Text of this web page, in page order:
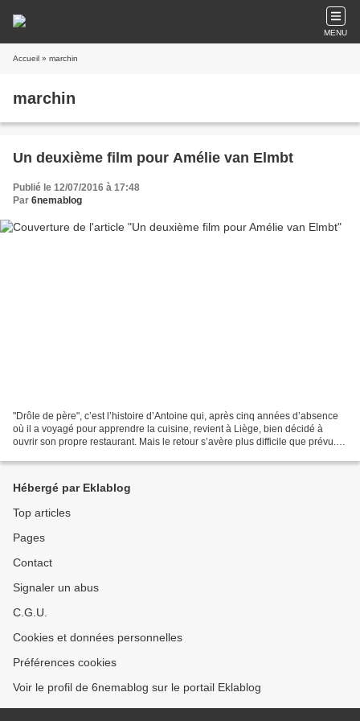
MENU
Accueil » marchin
marchin
Un deuxième film pour Amélie van Elmbt
Publié le 12/07/2016 à 17:48
Par 6nemablog
"Drôle de père", c’est l’histoire d’Antoine qui, après cinq années d’absence
où il a voyagé pour apprendre la cuisine, revient à Liège, bien décidé à
ouvrir son propre restaurant. Mais le retour s’avère plus difficile que prévu.
Hébergé par Eklablog
Top articles
Pages
Contact
Signaler un abus
C.G.U.
Cookies et données personnelles
Préférences cookies
Voir le profil de 6nemablog sur le portail Eklablog